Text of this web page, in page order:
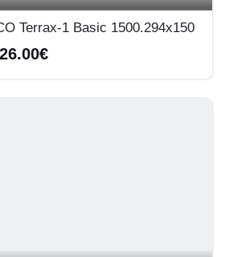
Terrax-1 Basic 1500.294x150